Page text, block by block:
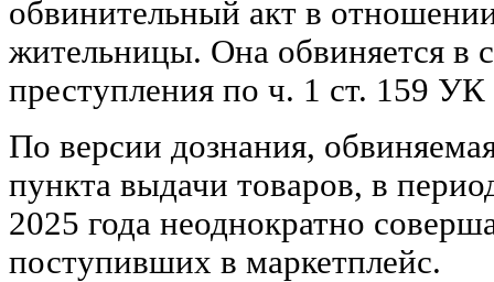
обвинительный акт в
жительницы. Она обвиняется в
преступления по ч. 1 ст. 159
По версии дознания,
пункта выдачи товаров, в
2025 года неоднократно
поступивших в маркетплейс.